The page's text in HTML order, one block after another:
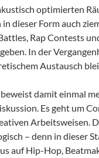
optimierten
dieser Form auch
Rap Contests
In der
Austausch
beweist damit einmal
Es geht um
Arbeitsweisen.
– denn in dieser
auf Hip-Hop,